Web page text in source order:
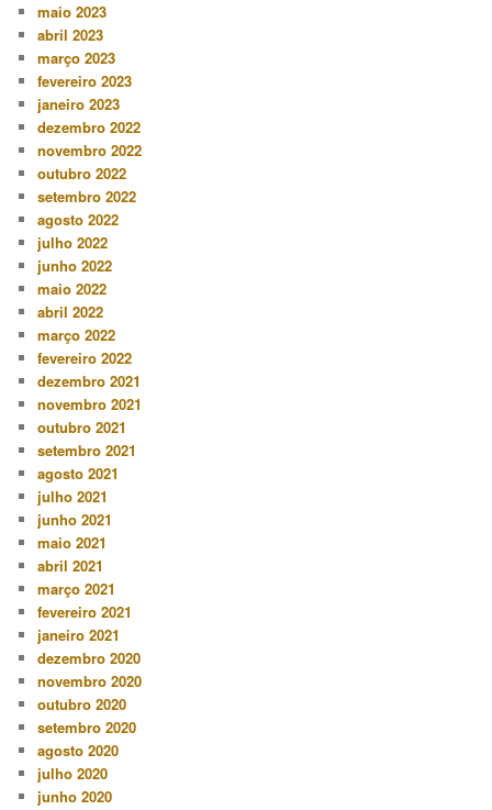
maio 2023
abril 2023
março 2023
fevereiro 2023
janeiro 2023
dezembro 2022
novembro 2022
outubro 2022
setembro 2022
agosto 2022
julho 2022
junho 2022
maio 2022
abril 2022
março 2022
fevereiro 2022
dezembro 2021
novembro 2021
outubro 2021
setembro 2021
agosto 2021
julho 2021
junho 2021
maio 2021
abril 2021
março 2021
fevereiro 2021
janeiro 2021
dezembro 2020
novembro 2020
outubro 2020
setembro 2020
agosto 2020
julho 2020
junho 2020